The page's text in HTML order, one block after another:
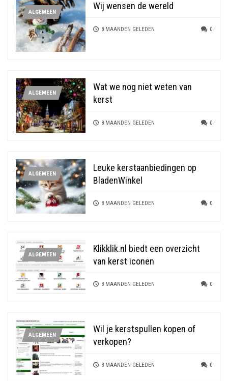
ALGEMEEN
Wij wensen de wereld
8 MAANDEN GELEDEN 0
ALGEMEEN
Wat we nog niet weten van
kerst
8 MAANDEN GELEDEN 0
ALGEMEEN
Leuke kerstaanbiedingen op
BladenWinkel
8 MAANDEN GELEDEN 0
ALGEMEEN
Klikklik.nl biedt een overzicht
van kerst iconen
8 MAANDEN GELEDEN 0
ALGEMEEN
Wil je kerstspullen kopen of
verkopen?
8 MAANDEN GELEDEN 0